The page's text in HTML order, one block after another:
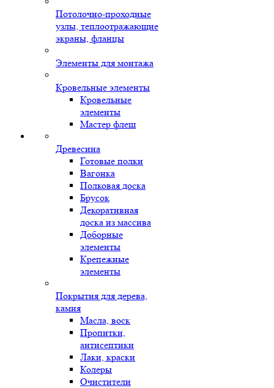
Потолочно-проходные
узлы, теплоотражающие
экраны, фланцы
Элементы для монтажа
Кровельные элементы
Кровельные
элементы
Мастер флеш
Древесина
Готовые полки
Вагонка
Полковая доска
Брусок
Декоративная
доска из массива
Доборные
элементы
Крепежные
элементы
Покрытия для дерева,
камня
Масла, воск
Пропитки,
антисептики
Лаки, краски
Колеры
Очистители